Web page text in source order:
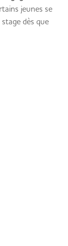
jeunes se
dès que